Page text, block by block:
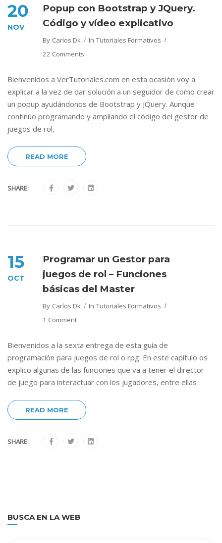
20
NOV
Popup con Bootstrap y JQuery.
Código y vídeo explicativo
By Carlos Dk In Tutoriales Formativos
22 Comments
Bienvenidos a VerTutoriales.com en esta ocasión voy a
explicar a la vez de dar solución a un seguidor de como crear
un popup ayudándonos de Bootstrap y JQuery. Aunque
continúo programando y ampliando el código del gestor de
juegos de rol,
READ MORE
SHARE:
15
OCT
Programar un Gestor para
juegos de rol – Funciones
básicas del Master
By Carlos Dk In Tutoriales Formativos
1 Comment
Bienvenidos a la sexta entrega de esta guía de
programación para juegos de rol o rpg. En este capítulo os
explico algunas de las funciones que va a tener el director
de juego para interactuar con los jugadores, entre ellas
READ MORE
SHARE:
BUSCA EN LA WEB